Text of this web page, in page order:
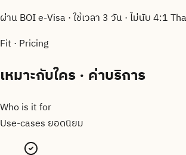
ผ่าน BOI e-Visa · ใช้เวลา 3 วัน · ไม่นับ 4:1
Fit · Pricing
เหมาะกับใคร · ค่าบริการ
Who is it for
Use-cases ยอดนิยม